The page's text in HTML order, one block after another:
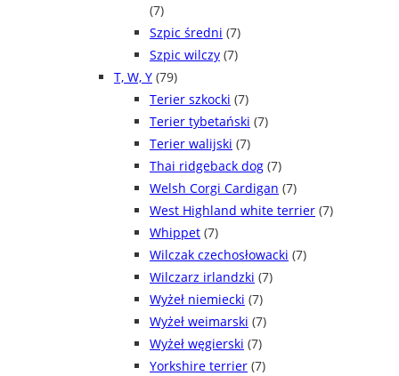
(7)
Szpic średni (7)
Szpic wilczy (7)
T, W, Y (79)
Terier szkocki (7)
Terier tybetański (7)
Terier walijski (7)
Thai ridgeback dog (7)
Welsh Corgi Cardigan (7)
West Highland white terrier (7)
Whippet (7)
Wilczak czechosłowacki (7)
Wilczarz irlandzki (7)
Wyżeł niemiecki (7)
Wyżeł weimarski (7)
Wyżeł węgierski (7)
Yorkshire terrier (7)